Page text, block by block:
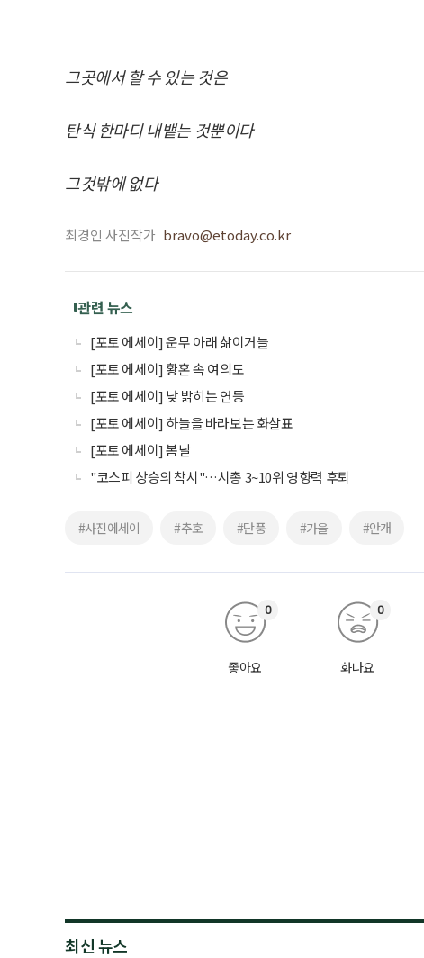
그곳에서 할 수 있는 것은
탄식 한마디 내뱉는 것뿐이다
그것밖에 없다
최경인 사진작가 bravo@etoday.co.kr
관련 뉴스
[포토 에세이] 운무 아래 삶이거늘
[포토 에세이] 황혼 속 여의도
[포토 에세이] 낮 밝히는 연등
[포토 에세이] 하늘을 바라보는 화살표
[포토 에세이] 봄날
"코스피 상승의 착시"…시총 3~10위 영향력 후퇴
#사진에세이 #추호 #단풍 #가을 #안개
좋아요
0
화나요
0
최신 뉴스